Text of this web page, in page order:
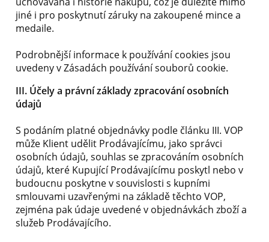
jiné i pro poskytnutí záruky na zakoupené mince a
medaile.
Podrobnější informace k používání cookies jsou
uvedeny v Zásadách používání souborů cookie.
III. Účely a právní základy zpracování osobních
údajů
S podáním platné objednávky podle článku III. VOP
může Klient udělit Prodávajícímu, jako správci
osobních údajů, souhlas se zpracováním osobních
údajů, které Kupující Prodávajícímu poskytl nebo v
budoucnu poskytne v souvislosti s kupními
smlouvami uzavřenými na základě těchto VOP,
zejména pak údaje uvedené v objednávkách zboží a
služeb Prodávajícího.